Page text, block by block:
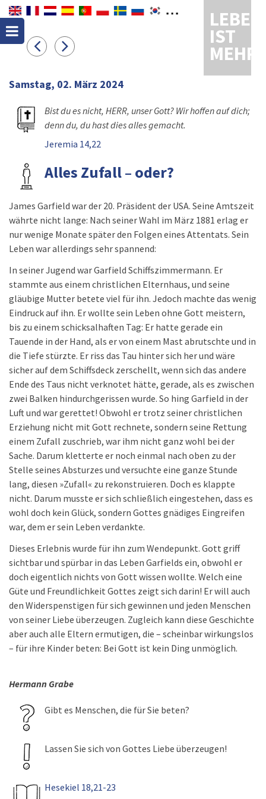
LEBEN
IST
MEHR
Samstag, 02. März 2024
Bist du es nicht, HERR, unser Gott? Wir hoffen auf dich;
denn du, du hast dies alles gemacht.
Jeremia 14,22
Alles Zufall – oder?
James Garfield war der 20. Präsident der USA. Seine Amtszeit
währte nicht lange: Nach seiner Wahl im März 1881 erlag er
nur wenige Monate später den Folgen eines Attentats. Sein
Leben war allerdings sehr spannend:
In seiner Jugend war Garfield Schiffszimmermann. Er
stammte aus einem christlichen Elternhaus, und seine
gläubige Mutter betete viel für ihn. Jedoch machte das wenig
Eindruck auf ihn. Er wollte sein Leben ohne Gott meistern,
bis zu einem schicksalhaften Tag: Er hatte gerade ein
Tauende in der Hand, als er von einem Mast abrutschte und in
die Tiefe stürzte. Er riss das Tau hinter sich her und wäre
sicher auf dem Schiffsdeck zerschellt, wenn sich das andere
Ende des Taus nicht verknotet hätte, gerade, als es zwischen
zwei Balken hindurchgerissen wurde. So hing Garfield in der
Luft und war gerettet! Obwohl er trotz seiner christlichen
Erziehung nicht mit Gott rechnete, sondern seine Rettung
einem Zufall zuschrieb, war ihm nicht ganz wohl bei der
Sache. Darum kletterte er noch einmal nach oben zu der
Stelle seines Absturzes und versuchte eine ganze Stunde
lang, diesen »Zufall« zu rekonstruieren. Doch es klappte
nicht. Darum musste er sich schließlich eingestehen, dass es
wohl doch kein Glück, sondern Gottes gnädiges Eingreifen
war, dem er sein Leben verdankte.
Dieses Erlebnis wurde für ihn zum Wendepunkt. Gott griff
sichtbar und spürbar in das Leben Garfields ein, obwohl er
doch eigentlich nichts von Gott wissen wollte. Welch eine
Güte und Freundlichkeit Gottes zeigt sich darin! Er will auch
den Widerspenstigen für sich gewinnen und jeden Menschen
von seiner Liebe überzeugen. Zugleich kann diese Geschichte
aber auch alle Eltern ermutigen, die – scheinbar wirkungslos
– für ihre Kinder beten: Bei Gott ist kein Ding unmöglich.
Hermann Grabe
Gibt es Menschen, die für Sie beten?
Lassen Sie sich von Gottes Liebe überzeugen!
Hesekiel 18,21-23